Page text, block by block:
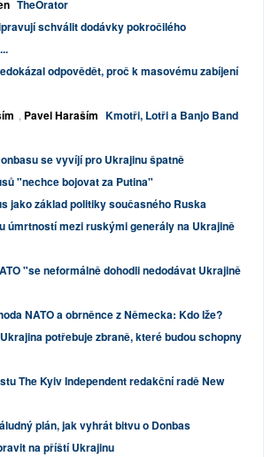
TheOrator
schválit dodávky pokročilého
odpovědět, proč k masovému zabíjení
, Pavel Haraším Kmotři, Lotři a Banjo Band
se vyvíjí pro Ukrajinu špatně
"nechce bojovat za Putina"
jako základ politiky současného Ruska
úmrtností mezi ruskými generály na Ukrajině
"se neformálně dohodli nedodávat Ukrajině
NATO a obrněnce z Německa: Kdo lže?
potřebuje zbraně, které budou schopny
The Kyiv Independent redakční radě New
plán, jak vyhrát bitvu o Donbas
na příští Ukrajinu